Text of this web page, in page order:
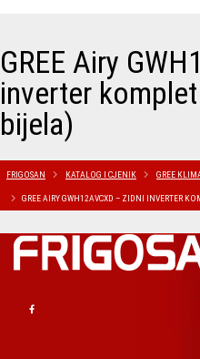
GREE Airy
inverter
bijela)
FRIGOSAN KATALOG I CJENIK GREE
GREE AIRY GWH12AVCXD – ZIDNI INVERTER